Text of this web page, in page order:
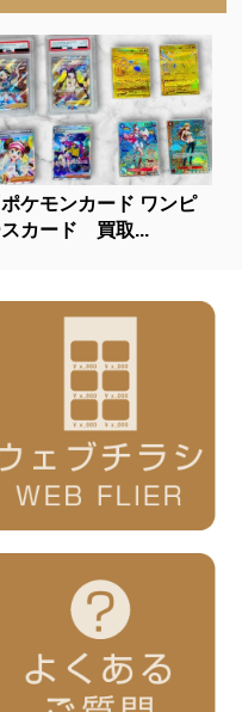
ポケモンカード ワンピ
スカード 買取...